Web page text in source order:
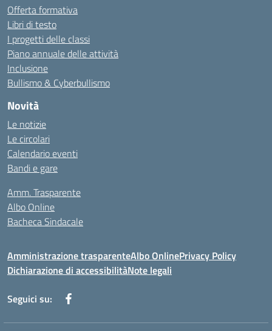
Offerta formativa
Libri di testo
I progetti delle classi
Piano annuale delle attività
Inclusione
Bullismo & Cyberbullismo
Novità
Le notizie
Le circolari
Calendario eventi
Bandi e gare
Amm. Trasparente
Albo Online
Bacheca Sindacale
Amministrazione trasparenteAlbo OnlinePrivacy Policy
Dichiarazione di accessibilitàNote legali
Seguici su: